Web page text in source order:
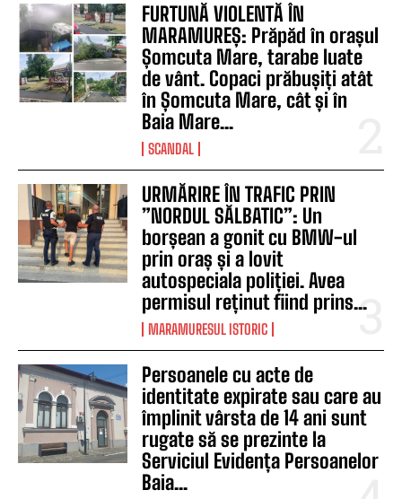
FURTUNĂ VIOLENTĂ ÎN
MARAMUREȘ: Prăpăd în orașul
Șomcuta Mare, tarabe luate
de vânt. Copaci prăbușiți atât
în Șomcuta Mare, cât și în
Baia Mare...
SCANDAL
URMĂRIRE ÎN TRAFIC PRIN
”NORDUL SĂLBATIC”: Un
borșean a gonit cu BMW-ul
prin oraș și a lovit
autospeciala poliției. Avea
permisul reținut fiind prins...
MARAMURESUL ISTORIC
Persoanele cu acte de
identitate expirate sau care au
împlinit vârsta de 14 ani sunt
rugate să se prezinte la
Serviciul Evidența Persoanelor
Baia...